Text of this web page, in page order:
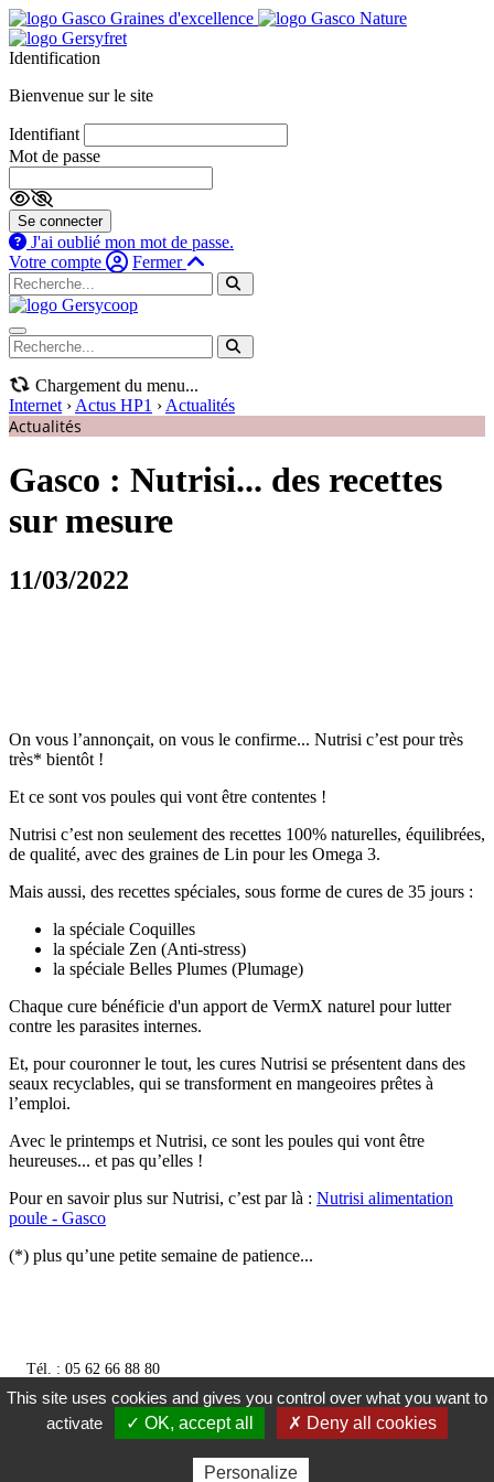
Identification
Bienvenue sur le site
Identifiant
Mot de passe
Se connecter
J'ai oublié mon mot de passe.
Votre compte
Fermer
Navigation mobile
Chargement du menu...
Internet › Actus HP1 › Actualités
Actualités
Gasco : Nutrisi... des recettes
sur mesure
11/03/2022
On vous l’annonçait, on vous le confirme... Nutrisi c’est pour très
très* bientôt !
Et ce sont vos poules qui vont être contentes !
Nutrisi c’est non seulement des recettes 100% naturelles, équilibrées,
de qualité, avec des graines de Lin pour les Omega 3.
Mais aussi, des recettes spéciales, sous forme de cures de 35 jours :
la spéciale Coquilles
la spéciale Zen (Anti-stress)
la spéciale Belles Plumes (Plumage)
Chaque cure bénéficie d'un apport de VermX naturel pour lutter
contre les parasites internes.
Et, pour couronner le tout, les cures Nutrisi se présentent dans des
seaux recyclables, qui se transforment en mangeoires prêtes à
l’emploi.
Avec le printemps et Nutrisi, ce sont les poules qui vont être
heureuses... et pas qu’elles !
Pour en savoir plus sur Nutrisi, c’est par là : Nutrisi alimentation
poule - Gasco
(*) plus qu’une petite semaine de patience...
Tél. : 05 62 66 88 80
contact@gersycoop.com
Boulevard des Pyrénées, 32300 Mirande
‌
This site uses cookies and gives you control over what you want to
activate
✓ OK, accept all ✗ Deny all cookies
Personalize